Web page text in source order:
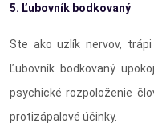
5. Ľubovník bodkovaný
Ste ako uzlík nervov,
Ľubovník bodkovaný
psychické rozpoloženie
protizápalové účinky.